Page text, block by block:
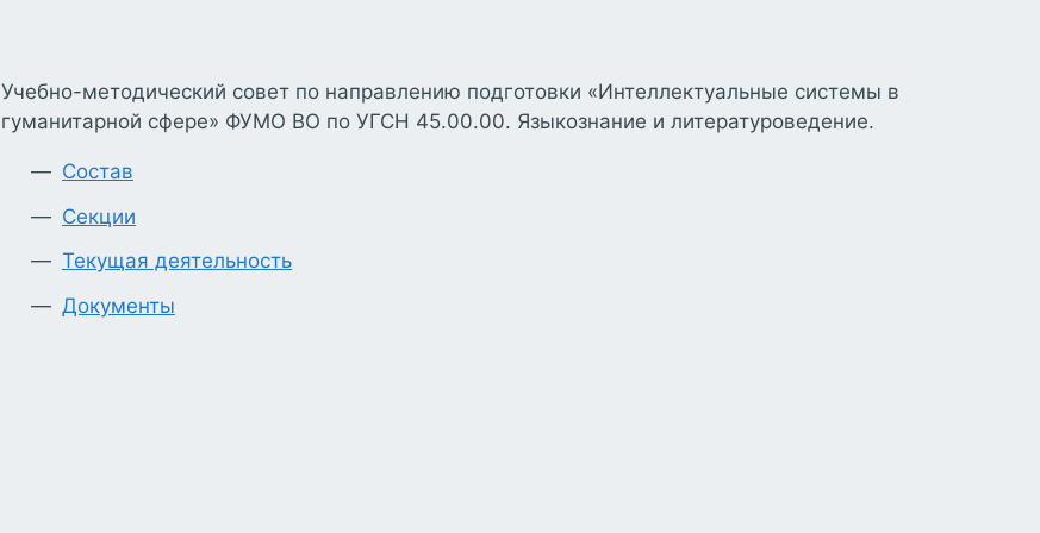
Учебно-методический совет по направлению подготовки «Интеллектуальные системы в
гуманитарной сфере» ФУМО ВО по УГСН 45.00.00. Языкознание и литературоведение.
Состав
Секции
Текущая деятельность
Документы